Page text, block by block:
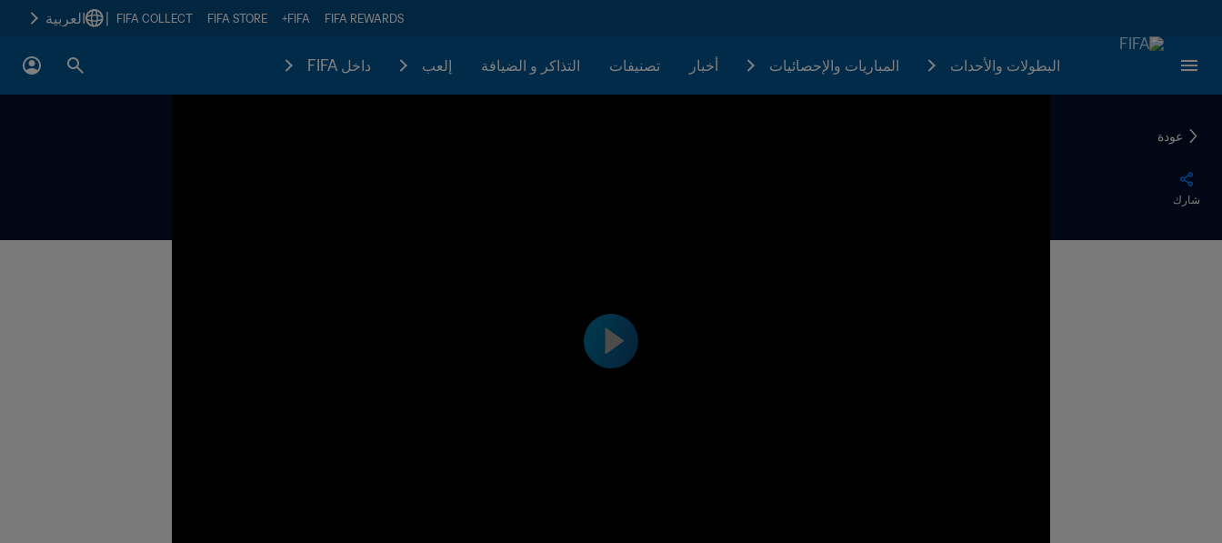
FIFA REWARDS
FIFA+
FIFA STORE
FIFA COLLECT العربية
البطولات والأحدات المباريات والإحصائيات أخبار تصنيفات التذاكر و الضيافة إلعب داخل FIFA
عودة
شارك